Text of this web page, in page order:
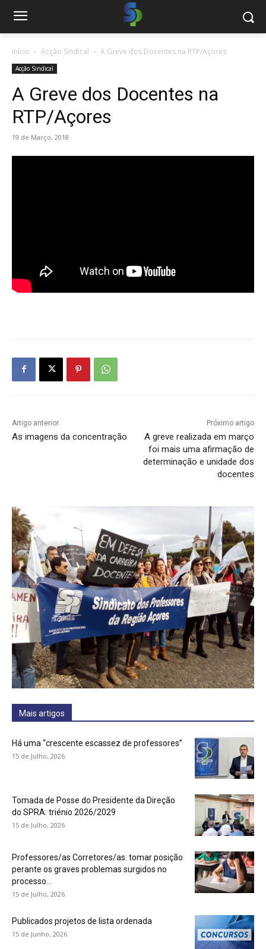
Início Acção Sindical A Greve dos Docentes na RTP/Açores
Acção Sindical
A Greve dos Docentes na
RTP/Açores
19 de Março, 2018
Artigo anterior
As imagens da concentração
Próximo artigo
A greve realizada em março
foi mais uma afirmação de
determinação e unidade dos
docentes
Mais artigos
Há uma “crescente escassez de professores”
15 de Julho, 2026
Tomada de Posse do Presidente da Direção
do SPRA: triénio 2026/2029
15 de Julho, 2026
Professores/as Corretores/as: tomar posição
perante os graves problemas surgidos no
processo...
15 de Julho, 2026
Publicados projetos de lista ordenada
15 de Junho, 2026